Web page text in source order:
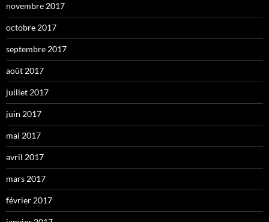
novembre 2017
octobre 2017
septembre 2017
août 2017
juillet 2017
juin 2017
mai 2017
avril 2017
mars 2017
février 2017